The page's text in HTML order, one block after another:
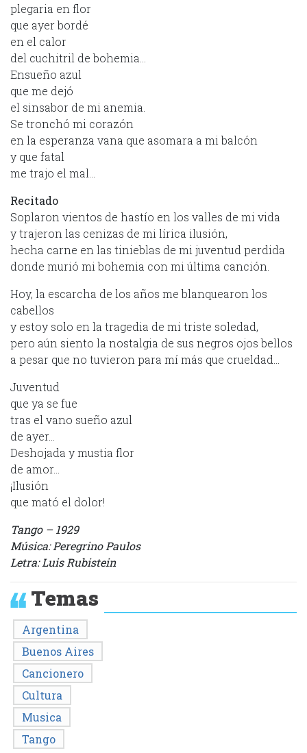
plegaria en flor
que ayer bordé
en el calor
del cuchitril de bohemia…
Ensueño azul
que me dejó
el sinsabor de mi anemia.
Se tronchó mi corazón
en la esperanza vana que asomara a mi balcón
y que fatal
me trajo el mal…
Recitado
Soplaron vientos de hastío en los valles de mi vida
y trajeron las cenizas de mi lírica ilusión,
hecha carne en las tinieblas de mi juventud perdida
donde murió mi bohemia con mi última canción.
Hoy, la escarcha de los años me blanquearon los
cabellos
y estoy solo en la tragedia de mi triste soledad,
pero aún siento la nostalgia de sus negros ojos bellos
a pesar que no tuvieron para mí más que crueldad…
Juventud
que ya se fue
tras el vano sueño azul
de ayer…
Deshojada y mustia flor
de amor…
¡Ilusión
que mató el dolor!
Tango – 1929
Música: Peregrino Paulos
Letra: Luis Rubistein
Temas
Argentina
Buenos Aires
Cancionero
Cultura
Musica
Tango